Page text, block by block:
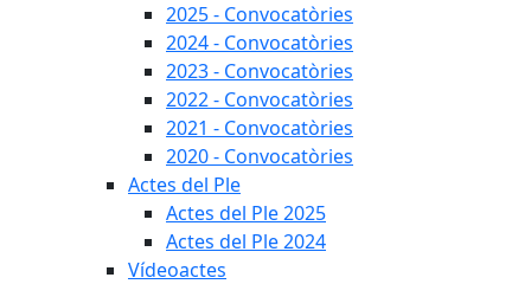
2025 - Convocatòries
2024 - Convocatòries
2023 - Convocatòries
2022 - Convocatòries
2021 - Convocatòries
2020 - Convocatòries
Actes del Ple
Actes del Ple 2025
Actes del Ple 2024
Vídeoactes